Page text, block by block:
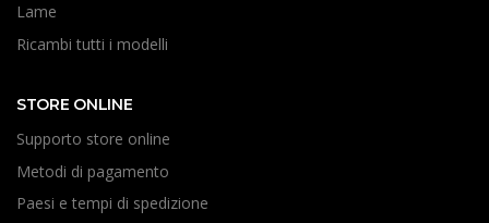
Lame
Ricambi tutti i modelli
STORE ONLINE
Supporto store online
Metodi di pagamento
Paesi e tempi di spedizione